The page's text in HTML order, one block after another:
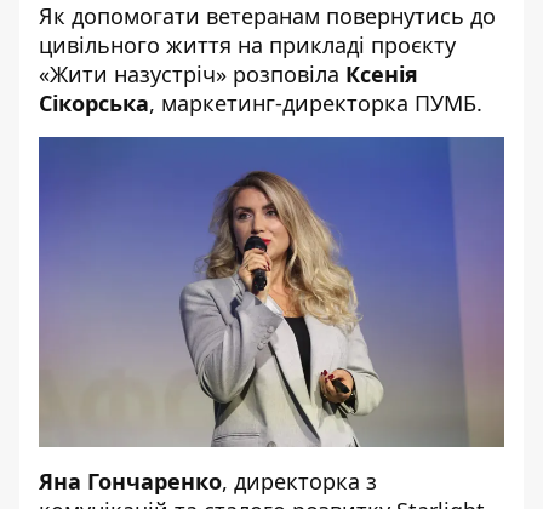
Як допомогати ветеранам повернутись до
цивільного життя на прикладі проєкту
«Жити назустріч» розповіла Ксенія
Сікорська, маркетинг-директорка ПУМБ.
Яна Гончаренко, директорка з